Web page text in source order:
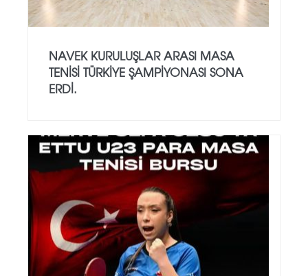
NAVEK KURULUŞLAR ARASI MASA
TENISI TÜRKIYE ŞAMPIYONASI SONA
ERDI.